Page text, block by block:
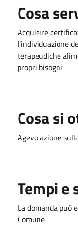
Cosa
Acquisire
l'individuazione
terapeudiche
propri bisogni
Cosa si
Agevolazione
Tempi e
La domanda può
Comune